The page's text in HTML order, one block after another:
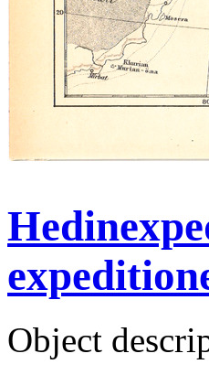
Object